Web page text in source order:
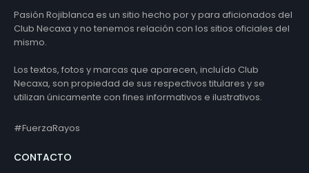
Pasión Rojiblanca es un sitio hecho por y para aficionados del
Club Necaxa y no tenemos relación con los sitios oficiales del
mismo.
Los textos, fotos y marcas que aparecen, incluído Club
Necaxa, son propiedad de sus respectivos titulares y se
utilizan únicamente con fines informativos e ilustrativos.
#FuerzaRayos
CONTACTO